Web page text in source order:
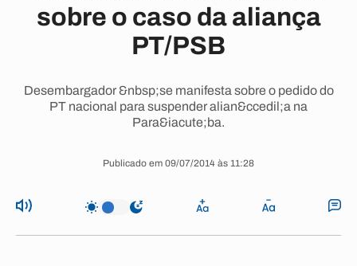
sobre o caso da aliança
PT/PSB
Desembargador &nbsp;se manifesta sobre o pedido do
PT nacional para suspender alian&ccedil;a na
Para&iacute;ba.
Publicado em 09/07/2014 às 11:28